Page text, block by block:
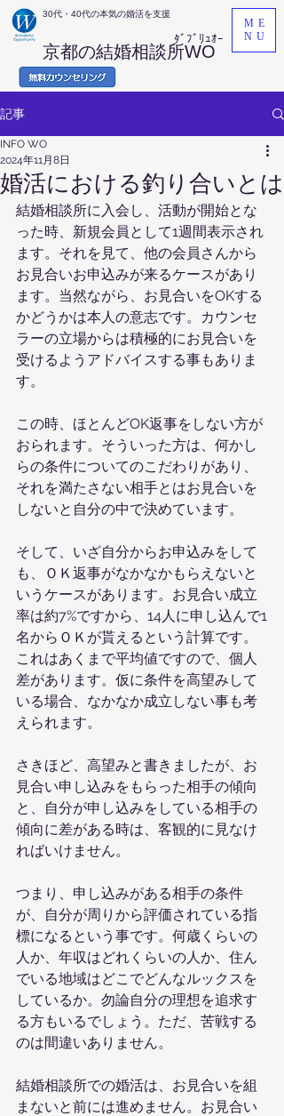
京都の結婚相談所WO
ﾀﾞﾌﾞﾘｭｵｰ
​30代・40代の本気の婚活を支援
ME
NU
記事
婚活における釣り合いとは
INFO WO
2024年11月8日
結婚相談所に入会し、活動が開始とな
った時、新規会員として1週間表示され
ます。それを見て、他の会員さんから
お見合いお申込みが来るケースがあり
ます。当然ながら、お見合いをOKする
かどうかは本人の意志です。カウンセ
ラーの立場からは積極的にお見合いを
受けるようアドバイスする事もありま
す。
この時、ほとんどOK返事をしない方が
おられます。そういった方は、何かし
らの条件についてのこだわりがあり、
それを満たさない相手とはお見合いを
しないと自分の中で決めています。
そして、いざ自分からお申込みをして
も、ＯＫ返事がなかなかもらえないと
いうケースがあります。お見合い成立
率は約7%ですから、14人に申し込んで1
名からＯＫが貰えるという計算です。
これはあくまで平均値ですので、個人
差があります。仮に条件を高望みして
いる場合、なかなか成立しない事も考
えられます。
さきほど、高望みと書きましたが、お
見合い申し込みをもらった相手の傾向
と、自分が申し込みをしている相手の
傾向に差がある時は、客観的に見なけ
ればいけません。
つまり、申し込みがある相手の条件
が、自分が周りから評価されている指
標になるという事です。何歳くらいの
人か、年収はどれくらいの人か、住ん
でいる地域はどこでどんなルックスを
しているか。勿論自分の理想を追求す
る方もいるでしょう。ただ、苦戦する
のは間違いありません。
結婚相談所での婚活は、お見合いを組
まないと前には進めません。お見合い